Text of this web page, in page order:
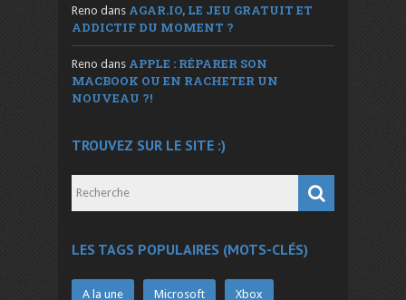
Reno dans AGAR.IO, LE JEU GRATUIT ET
ADDICTIF DU MOMENT ?
Reno dans APPLE : RÉPARER SON
MACBOOK OU EN RACHETER UN
NOUVEAU ?!
TROUVEZ SUR LE SITE :)
LES TAGS POPULAIRES (MOTS-CLÉS)
A la une Microsoft Xbox